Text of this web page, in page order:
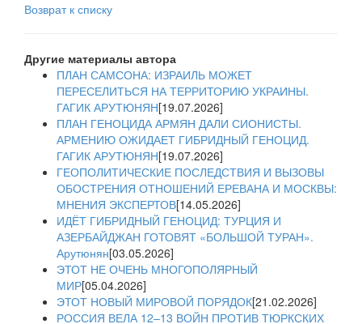
Возврат к списку
Другие материалы автора
ПЛАН САМСОНА: ИЗРАИЛЬ МОЖЕТ
ПЕРЕСЕЛИТЬСЯ НА ТЕРРИТОРИЮ УКРАИНЫ.
ГАГИК АРУТЮНЯН[19.07.2026]
ПЛАН ГЕНОЦИДА АРМЯН ДАЛИ СИОНИСТЫ.
АРМЕНИЮ ОЖИДАЕТ ГИБРИДНЫЙ ГЕНОЦИД.
ГАГИК АРУТЮНЯН[19.07.2026]
ГЕОПОЛИТИЧЕСКИЕ ПОСЛЕДСТВИЯ И ВЫЗОВЫ
ОБОСТРЕНИЯ ОТНОШЕНИЙ ЕРЕВАНА И МОСКВЫ:
МНЕНИЯ ЭКСПЕРТОВ[14.05.2026]
ИДЁТ ГИБРИДНЫЙ ГЕНОЦИД: ТУРЦИЯ И
АЗЕРБАЙДЖАН ГОТОВЯТ «БОЛЬШОЙ ТУРАН».
Арутюнян[03.05.2026]
ЭТОТ НЕ ОЧЕНЬ МНОГОПОЛЯРНЫЙ
МИР[05.04.2026]
ЭТОТ НОВЫЙ МИРОВОЙ ПОРЯДОК[21.02.2026]
РОССИЯ ВЕЛА 12–13 ВОЙН ПРОТИВ ТЮРКСКИХ